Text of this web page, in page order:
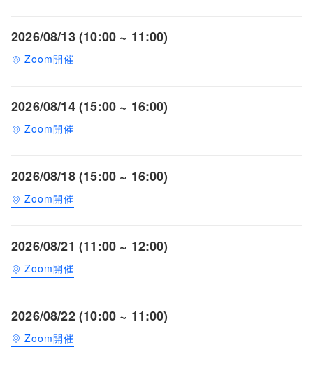
2026/08/13 (10:00 ~ 11:00)
Zoom開催
2026/08/14 (15:00 ~ 16:00)
Zoom開催
2026/08/18 (15:00 ~ 16:00)
Zoom開催
2026/08/21 (11:00 ~ 12:00)
Zoom開催
2026/08/22 (10:00 ~ 11:00)
Zoom開催